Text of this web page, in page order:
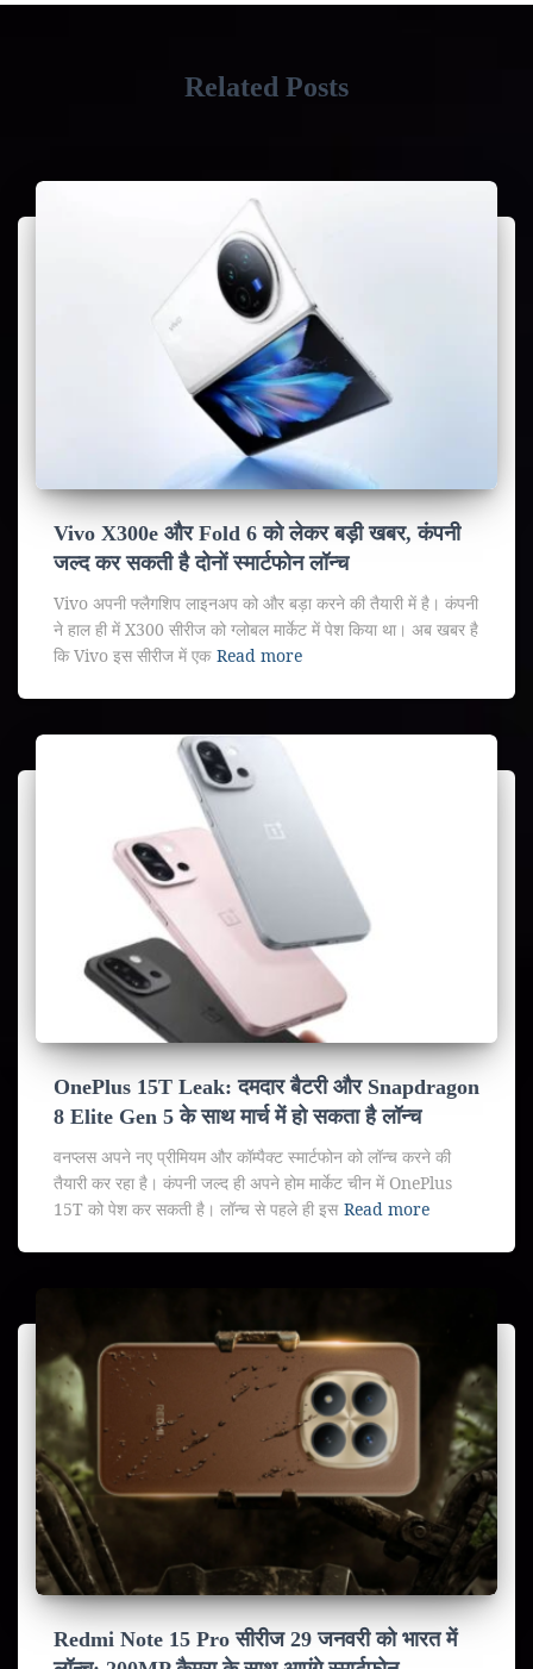
Related Posts
Vivo X300e और Fold 6 को लेकर बड़ी खबर, कंपनी
जल्द कर सकती है दोनों स्मार्टफोन लॉन्च
Vivo अपनी फ्लैगशिप लाइनअप को और बड़ा करने की तैयारी में है। कंपनी
ने हाल ही में X300 सीरीज को ग्लोबल मार्केट में पेश किया था। अब खबर है
कि Vivo इस सीरीज में एक Read more
OnePlus 15T Leak: दमदार बैटरी और Snapdragon
8 Elite Gen 5 के साथ मार्च में हो सकता है लॉन्च
वनप्लस अपने नए प्रीमियम और कॉम्पैक्ट स्मार्टफोन को लॉन्च करने की
तैयारी कर रहा है। कंपनी जल्द ही अपने होम मार्केट चीन में OnePlus
15T को पेश कर सकती है। लॉन्च से पहले ही इस Read more
Redmi Note 15 Pro सीरीज 29 जनवरी को भारत में